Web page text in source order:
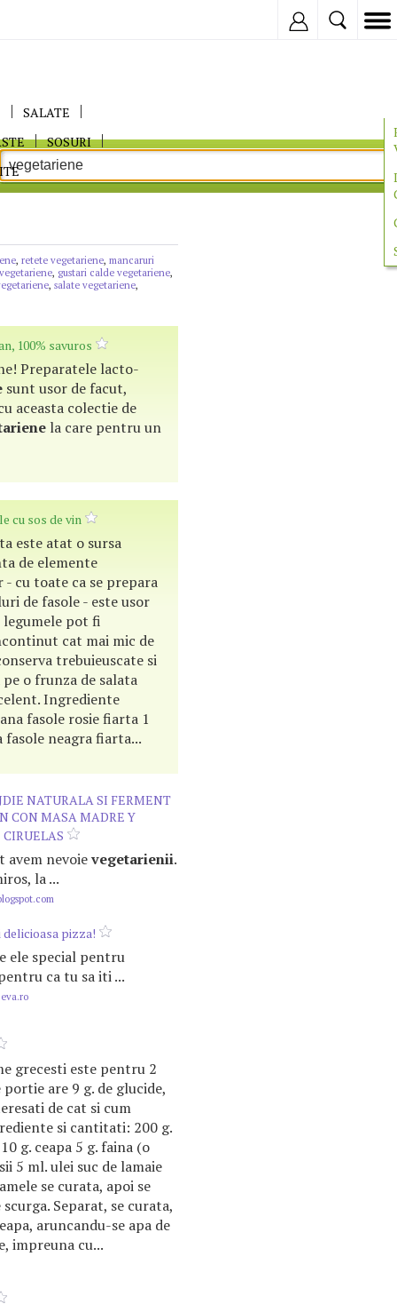
SALATE
SOSURI
, retete vegetariene, mancaruri
, gustari calde vegetariene,
, salate vegetariene,
100% savuros
Preparatele lacto-
sunt usor de facut,
aceasta colectie de
la care pentru un
cu sos de vin
este atat o sursa
de elemente
cu toate ca se prepara
de fasole - este usor
pot fi
cat mai mic de
trebuieuscate si
o frunza de salata
Ingrediente
fasole rosie fiarta 1
fasole neagra fiarta...
NATURALA SI FERMENT
CON MASA MADRE Y
avem nevoievegetarienii.
la ...
delicioasa pizza!
ele special pentru
ca tu sa iti ...
grecesti este pentru 2
are 9 g. de glucide,
de cat si cum
si cantitati: 200 g.
g. ceapa 5 g. faina (o
5 ml. ulei suc de lamaie
se curata, apoi se
Separat, se curata,
aruncandu-se apa de
impreuna cu...